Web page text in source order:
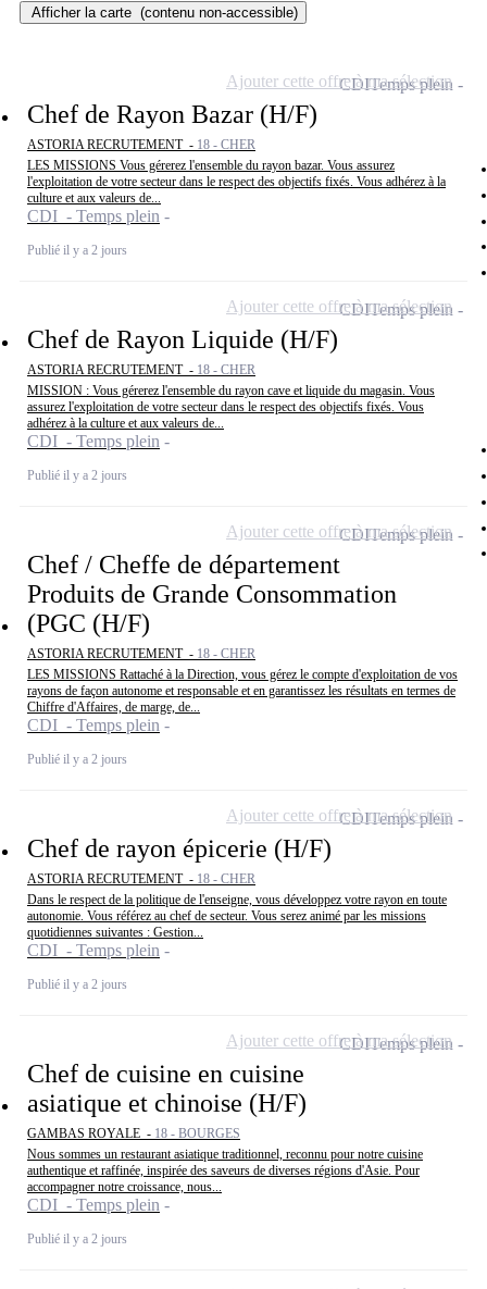
Afficher la carte (contenu non-accessible)
Chef de Rayon Bazar (H/F)
ASTORIA RECRUTEMENT - 18 - CHER
LES MISSIONS Vous gérerez l'ensemble du rayon bazar. Vous assurez
l'exploitation de votre secteur dans le respect des objectifs fixés. Vous adhérez à la
culture et aux valeurs de...
CDI - Temps plein
Publié il y a 2 jours
CDITemps plein
Ajouter cette offre à ma sélection
Chef de Rayon Liquide (H/F)
ASTORIA RECRUTEMENT - 18 - CHER
MISSION : Vous gérerez l'ensemble du rayon cave et liquide du magasin. Vous
assurez l'exploitation de votre secteur dans le respect des objectifs fixés. Vous
adhérez à la culture et aux valeurs de...
CDI - Temps plein
Publié il y a 2 jours
CDITemps plein
Ajouter cette offre à ma sélection
Chef / Cheffe de département
Produits de Grande Consommation
(PGC (H/F)
ASTORIA RECRUTEMENT - 18 - CHER
LES MISSIONS Rattaché à la Direction, vous gérez le compte d'exploitation de vos
rayons de façon autonome et responsable et en garantissez les résultats en termes de
Chiffre d'Affaires, de marge, de...
CDI - Temps plein
Publié il y a 2 jours
CDITemps plein
Ajouter cette offre à ma sélection
Chef de rayon épicerie (H/F)
ASTORIA RECRUTEMENT - 18 - CHER
Dans le respect de la politique de l'enseigne, vous développez votre rayon en toute
autonomie. Vous référez au chef de secteur. Vous serez animé par les missions
quotidiennes suivantes : Gestion...
CDI - Temps plein
Publié il y a 2 jours
CDITemps plein
Ajouter cette offre à ma sélection
Chef de cuisine en cuisine
asiatique et chinoise (H/F)
GAMBAS ROYALE - 18 - BOURGES
Nous sommes un restaurant asiatique traditionnel, reconnu pour notre cuisine
authentique et raffinée, inspirée des saveurs de diverses régions d'Asie. Pour
accompagner notre croissance, nous...
CDI - Temps plein
Publié il y a 2 jours
CDITemps plein
Ajouter cette offre à ma sélection